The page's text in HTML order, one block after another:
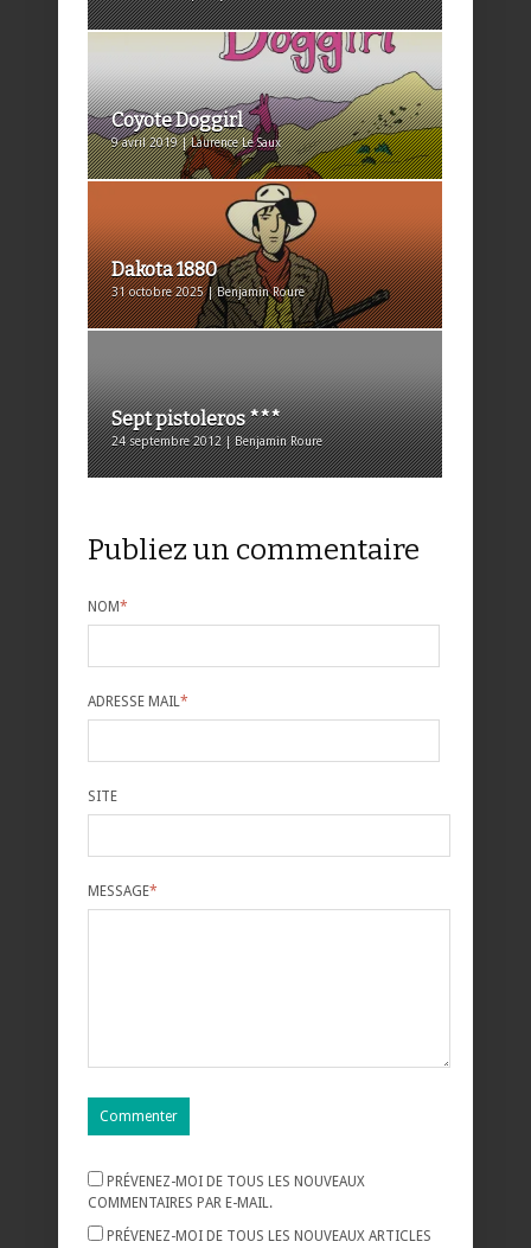
Coyote Doggirl
9 avril 2019 | Laurence Le Saux
Dakota 1880
31 octobre 2025 | Benjamin Roure
Sept pistoleros ***
24 septembre 2012 | Benjamin Roure
Publiez un commentaire
NOM*
ADRESSE MAIL*
SITE
MESSAGE*
PRÉVENEZ-MOI DE TOUS LES NOUVEAUX
COMMENTAIRES PAR E-MAIL.
PRÉVENEZ-MOI DE TOUS LES NOUVEAUX ARTICLES